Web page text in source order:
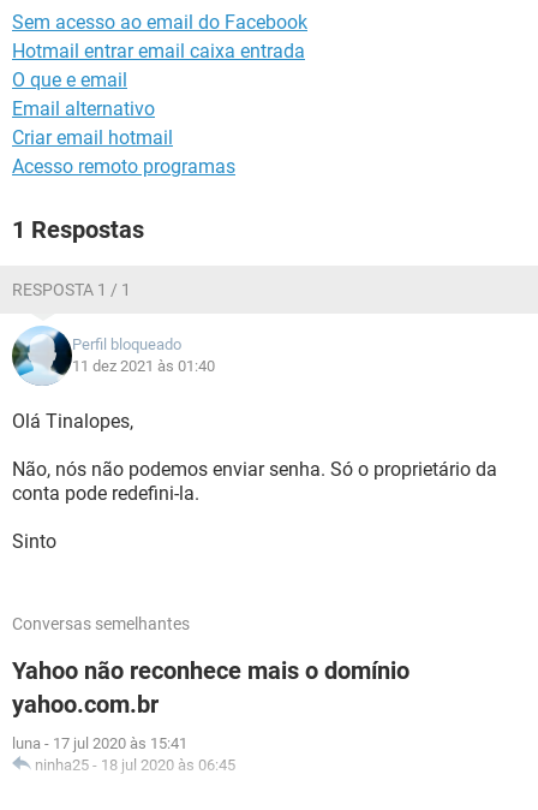
Sem acesso ao email do Facebook
Hotmail entrar email caixa entrada
O que e email
Email alternativo
Criar email hotmail
Acesso remoto programas
1 Respostas
RESPOSTA 1 / 1
Perfil bloqueado
11 dez 2021 às 01:40
Olá Tinalopes,
Não, nós não podemos enviar senha. Só o proprietário da
conta pode redefini-la.
Sinto
Conversas semelhantes
Yahoo não reconhece mais o domínio
yahoo.com.br
luna - 17 jul 2020 às 15:41
ninha25 - 18 jul 2020 às 06:45